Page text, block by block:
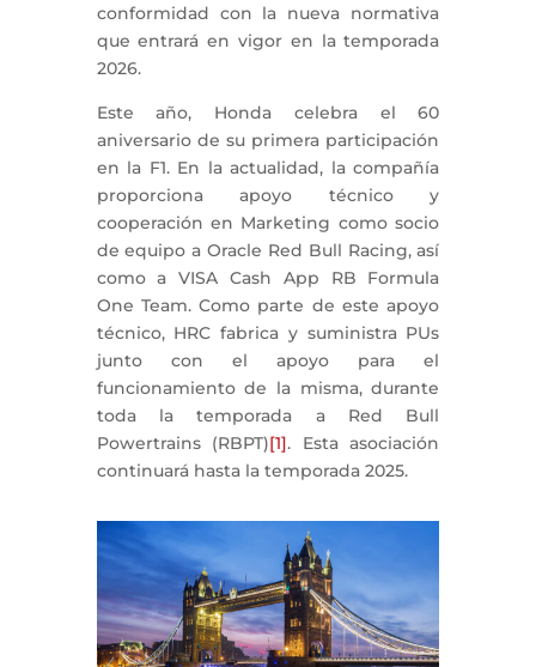
conformidad con la nueva normativa
que entrará en vigor en la temporada
2026.
Este año, Honda celebra el 60
aniversario de su primera participación
en la F1. En la actualidad, la compañía
proporciona apoyo técnico y
cooperación en Marketing como socio
de equipo a Oracle Red Bull Racing, así
como a VISA Cash App RB Formula
One Team. Como parte de este apoyo
técnico, HRC fabrica y suministra PUs
junto con el apoyo para el
funcionamiento de la misma, durante
toda la temporada a Red Bull
Powertrains (RBPT)[1]. Esta asociación
continuará hasta la temporada 2025.